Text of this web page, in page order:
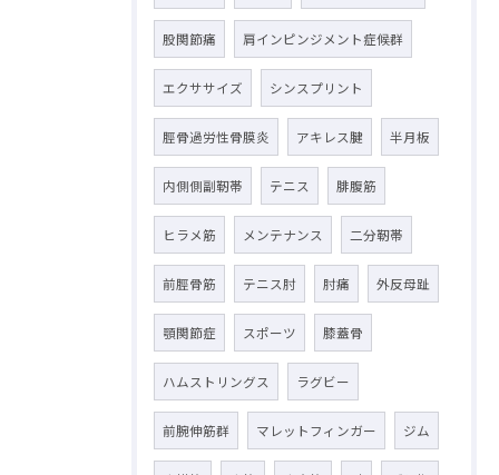
股関節痛 肩インピンジメント症候群
エクササイズ シンスプリント
脛骨過労性骨膜炎 アキレス腱 半月板
内側側副靭帯 テニス 腓腹筋
ヒラメ筋 メンテナンス 二分靭帯
前脛骨筋 テニス肘 肘痛 外反母趾
顎関節症 スポーツ 膝蓋骨
ハムストリングス ラグビー
前腕伸筋群 マレットフィンガー ジム